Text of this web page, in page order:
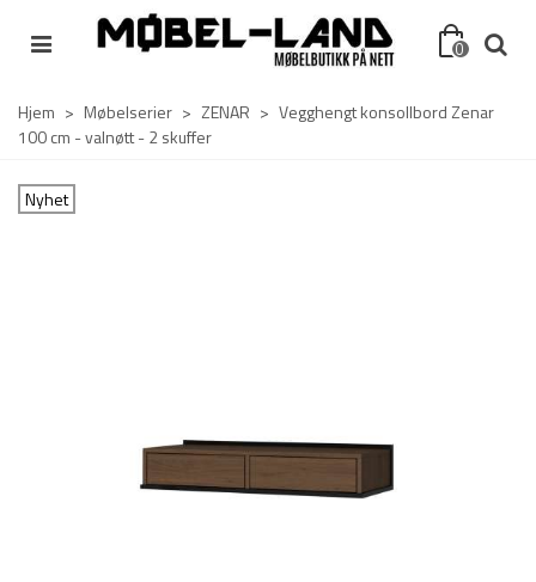
0
Hjem > Møbelserier > ZENAR > Vegghengt konsollbord Zenar
100 cm - valnøtt - 2 skuffer
Nyhet